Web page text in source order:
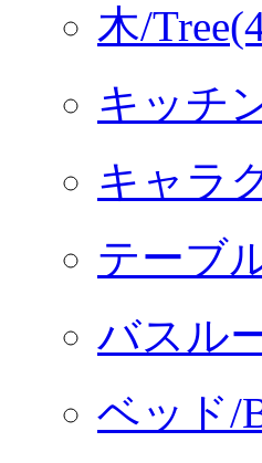
木/
キッチ
キャラ
テーブ
バスル
ベッド/